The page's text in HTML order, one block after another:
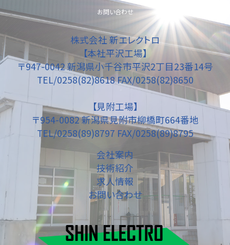
お問い合わせ
株式会社 新エレクトロ
【本社平沢工場】
〒947-0042 新潟県小千谷市平沢2丁目23番14号
TEL/0258(82)8618 FAX/0258(82)8650
【見附工場】
〒954-0082 新潟県見附市柳橋町664番地
TEL/0258(89)8797 FAX/0258(89)8795
会社案内
技術紹介
求人情報
お問い合わせ